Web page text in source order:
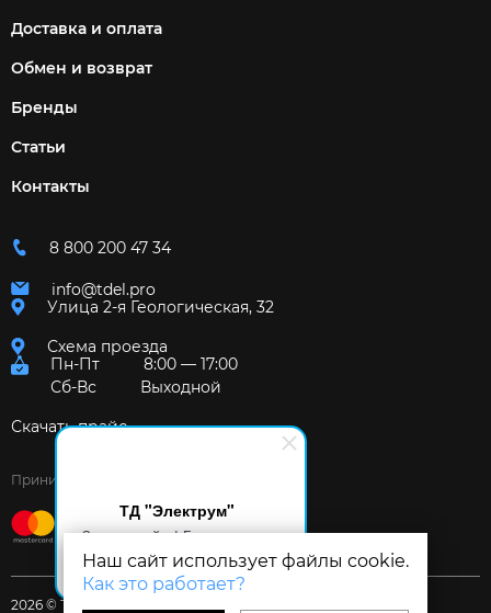
ТД "Электрум"
Здравствуйте! Готов помочь
вам. Напишите мне, если у
вас появятся вопросы.
Наш сайт использует файлы cookie.
Как это работает?
Доставка и оплата
Обмен и возврат
Бренды
Статьи
Контакты
8 800 200 47 34
info@tdel.pro
Улица 2-я Геологическая, 32
Схема проезда
Пн-Пт
8:00 — 17:00
Сб-Вс
Выходной
Скачать прайс
Принимаем к оплате:
2026 © Торговый дом «Электрум»